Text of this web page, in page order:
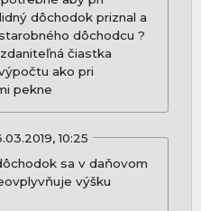
dôchodok priznal a
dôchodcu ?
čiastka
ako pri
pekne
10:25
sa v daňovom
výšku